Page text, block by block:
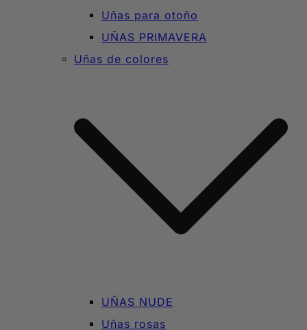
Uñas para otoño
UÑAS PRIMAVERA
Uñas de colores
UÑAS NUDE
Uñas rosas